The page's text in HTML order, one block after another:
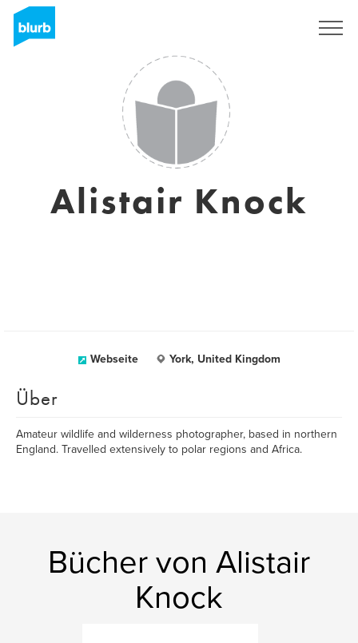
Alistair Knock
Webseite York, United Kingdom
Über
Amateur wildlife and wilderness photographer, based in northern
England. Travelled extensively to polar regions and Africa.
Bücher von Alistair
Knock